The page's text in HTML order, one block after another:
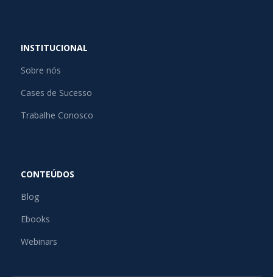
INSTITUCIONAL
Sobre nós
Cases de Sucesso
Trabalhe Conosco
CONTEÚDOS
Blog
Ebooks
Webinars